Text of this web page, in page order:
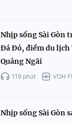
Nhịp sống Sài Gòn
Đá Đỏ, điểm du
Quảng Ngãi
119 phút VOH
Nhịp sống Sài Gòn